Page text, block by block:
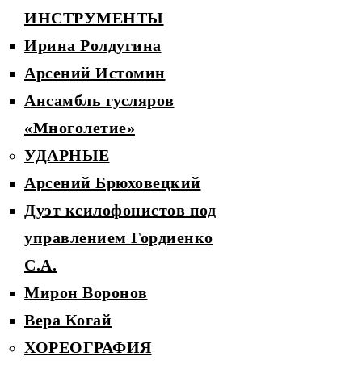
ИНСТРУМЕНТЫ
Ирина Ролдугина
Арсений Истомин
Ансамбль гусляров
«Многолетие»
УДАРНЫЕ
Арсений Брюховецкий
Дуэт ксилофонистов под
управлением Гордиенко
С.А.
Мирон Воронов
Вера Когай
ХОРЕОГРАФИЯ